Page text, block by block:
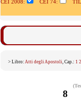
CEI 2008:
CEI 74:
> Libro: Atti degli Apostoli, Cap.: 1 2
8